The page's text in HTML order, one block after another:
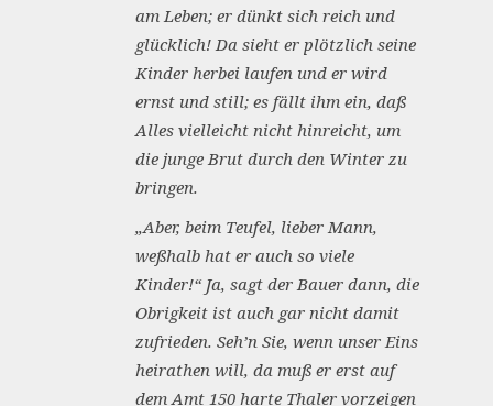
am Leben; er dünkt sich reich und
glücklich! Da sieht er plötzlich seine
Kinder herbei laufen und er wird
ernst und still; es fällt ihm ein, daß
Alles vielleicht nicht hinreicht, um
die junge Brut durch den Winter zu
bringen.
„Aber, beim Teufel, lieber Mann,
weßhalb hat er auch so viele
Kinder!“ Ja, sagt der Bauer dann, die
Obrigkeit ist auch gar nicht damit
zufrieden. Seh’n Sie, wenn unser Eins
heirathen will, da muß er erst auf
dem Amt 150 harte Thaler vorzeigen